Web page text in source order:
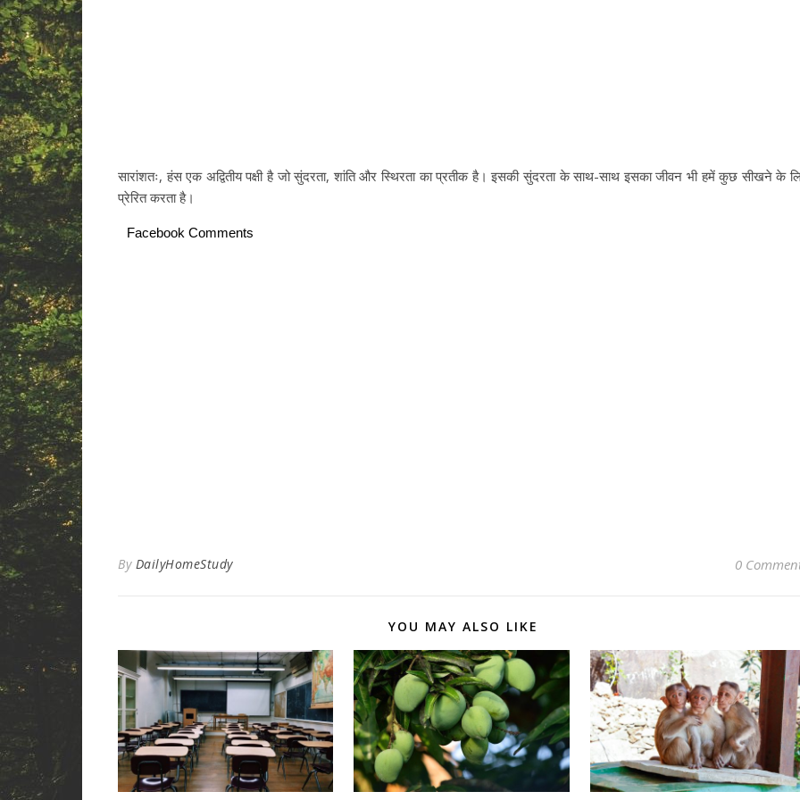
सारांशतः, हंस एक अद्वितीय पक्षी है जो सुंदरता, शांति और स्थिरता का प्रतीक है। इसकी सुंदरता के साथ-साथ इसका जीवन भी हमें कुछ सीखने के
प्रेरित करता है।
Facebook Comments
By DailyHomeStudy 0
YOU MAY ALSO LIKE